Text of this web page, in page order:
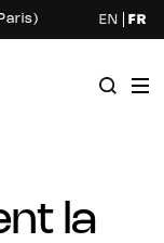
EN FR
la